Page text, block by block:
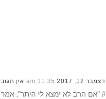
דצמבר 12, 2017 11:35 am אין
# "אם הרב לא ימצא לי היתר", אמר